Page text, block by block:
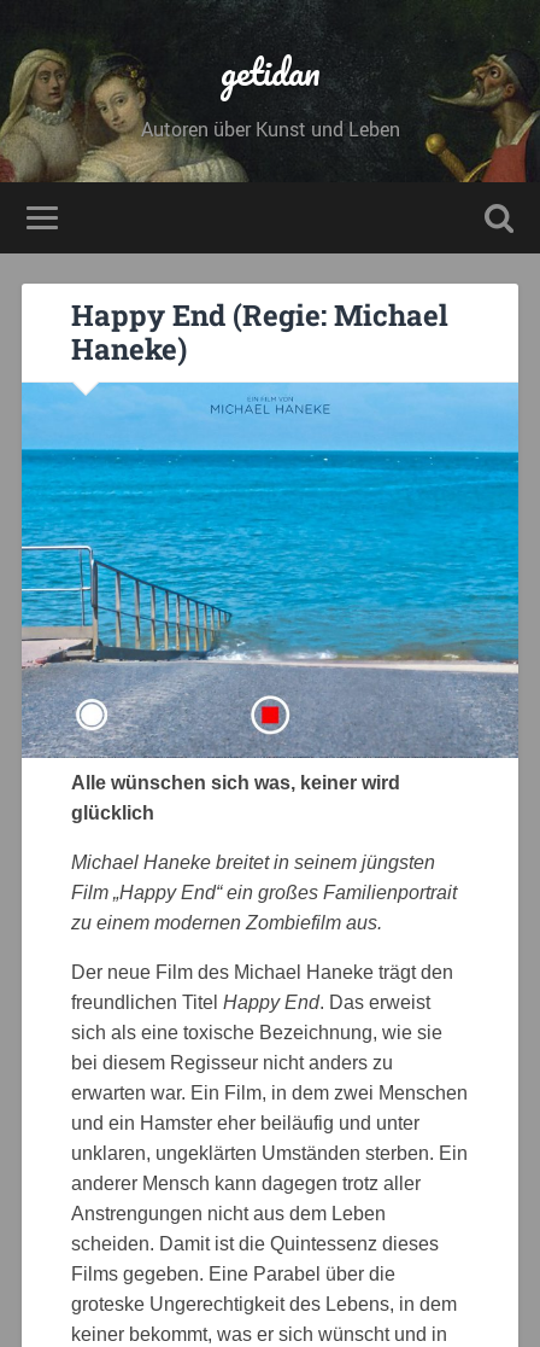
getidan
Autoren über Kunst und Leben
Happy End (Regie: Michael
Haneke)
Alle wünschen sich was, keiner wird
glücklich
Michael Haneke breitet in seinem jüngsten
Film „Happy End“ ein großes Familienportrait
zu einem modernen Zombiefilm aus.
Der neue Film des Michael Haneke trägt den
freundlichen TitelHappy End. Das erweist
sich als eine toxische Bezeichnung, wie sie
bei diesem Regisseur nicht anders zu
erwarten war. Ein Film, in dem zwei Menschen
und ein Hamster eher beiläufig und unter
unklaren, ungeklärten Umständen sterben. Ein
anderer Mensch kann dagegen trotz aller
Anstrengungen nicht aus dem Leben
scheiden. Damit ist die Quintessenz dieses
Films gegeben. Eine Parabel über die
groteske Ungerechtigkeit des Lebens, in dem
keiner bekommt, was er sich wünscht und in